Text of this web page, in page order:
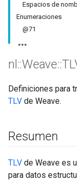
Espacios de
Enumeraciones
@71
nl ::Weave::
Definiciones para
TLV de Weave.
Resumen
TLV de Weave es
para datos